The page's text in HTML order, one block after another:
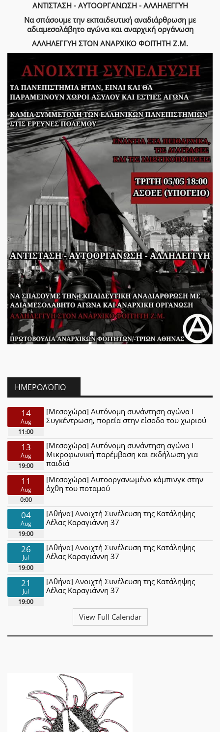
ΑΝΤΙΣΤΑΣΗ - ΑΥΤΟΟΡΓΑΝΩΣΗ - ΑΛΛΗΛΕΓΓΥΗ
Να σπάσουμε την εκπαιδευτική αναδιάρθρωση με
αδιαμεσολάβητο αγώνα και αναρχική οργάνωση
ΑΛΛΗΛΕΓΓΥΗ ΣΤΟΝ ΑΝΑΡΧΙΚΟ ΦΟΙΤΗΤΗ Ζ.Μ.
ΗΜΕΡΟΛΌΓΙΟ
14
Aug
11:00
[Μεσοχώρα] Αυτόνομη συνάντηση αγώνα Ι
Συγκέντρωση, πορεία στην είσοδο του χωριού
13
Aug
19:00
[Μεσοχώρα] Αυτόνομη συνάντηση αγώνα Ι
Μικροφωνική παρέμβαση και εκδήλωση για
παιδιά
11
Aug
0:00
[Μεσοχώρα] Αυτοοργανωμένο κάμπινγκ στην
όχθη του ποταμού
04
Aug
19:00
[Αθήνα] Ανοιχτή Συνέλευση της Κατάληψης
Λέλας Καραγιάννη 37
26
Jul
19:00
[Αθήνα] Ανοιχτή Συνέλευση της Κατάληψης
Λέλας Καραγιάννη 37
21
Jul
19:00
[Αθήνα] Ανοιχτή Συνέλευση της Κατάληψης
Λέλας Καραγιάννη 37
View Full Calendar